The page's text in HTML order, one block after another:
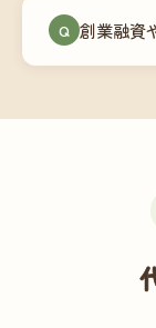
す。人
（30〜
→ ③お見
談から
Q 創業融資